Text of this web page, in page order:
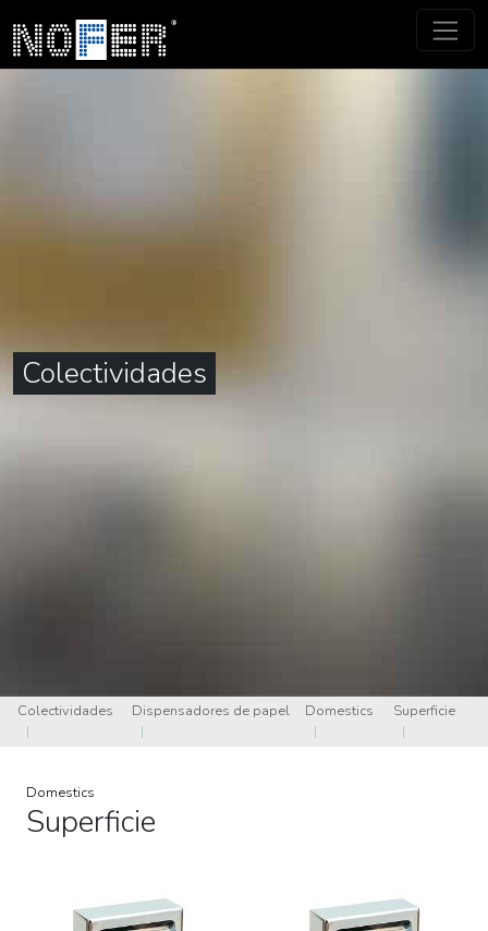
Colectividades
Colectividades
|
Dispensadores de papel
|
Domestics
|
Superficie
|
Domestics
Superficie